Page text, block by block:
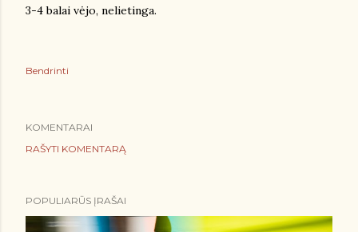
3-4 balai vėjo, nelietinga.
Bendrinti
KOMENTARAI
RAŠYTI KOMENTARĄ
POPULIARŪS ĮRAŠAI